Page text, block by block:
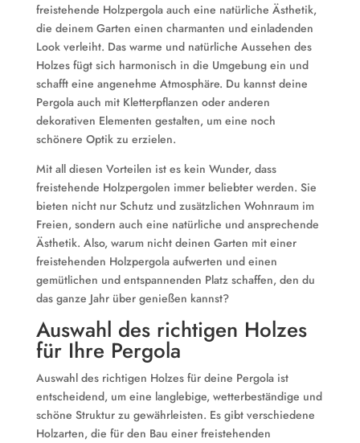
freistehende Holzpergola auch eine natürliche Ästhetik,
die deinem Garten einen charmanten und einladenden
Look verleiht. Das warme und natürliche Aussehen des
Holzes fügt sich harmonisch in die Umgebung ein und
schafft eine angenehme Atmosphäre. Du kannst deine
Pergola auch mit Kletterpflanzen oder anderen
dekorativen Elementen gestalten, um eine noch
schönere Optik zu erzielen.
Mit all diesen Vorteilen ist es kein Wunder, dass
freistehende Holzpergolen immer beliebter werden. Sie
bieten nicht nur Schutz und zusätzlichen Wohnraum im
Freien, sondern auch eine natürliche und ansprechende
Ästhetik. Also, warum nicht deinen Garten mit einer
freistehenden Holzpergola aufwerten und einen
gemütlichen und entspannenden Platz schaffen, den du
das ganze Jahr über genießen kannst?
Auswahl des richtigen Holzes
für Ihre Pergola
Auswahl des richtigen Holzes für deine Pergola ist
entscheidend, um eine langlebige, wetterbeständige und
schöne Struktur zu gewährleisten. Es gibt verschiedene
Holzarten, die für den Bau einer freistehenden